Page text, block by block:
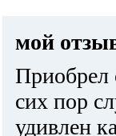
мой
Приобрел
сих пор
удивлен